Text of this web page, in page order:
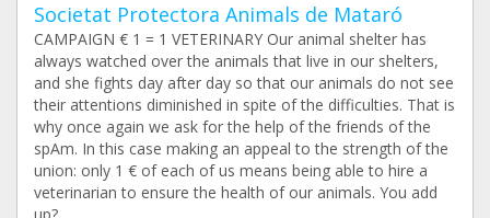
Societat Protectora Animals de Mataró
CAMPAIGN € 1 = 1 VETERINARY Our animal shelter has
always watched over the animals that live in our shelters,
and she fights day after day so that our animals do not see
their attentions diminished in spite of the difficulties. That is
why once again we ask for the help of the friends of the
spAm. In this case making an appeal to the strength of the
union: only 1 € of each of us means being able to hire a
veterinarian to ensure the health of our animals. You add